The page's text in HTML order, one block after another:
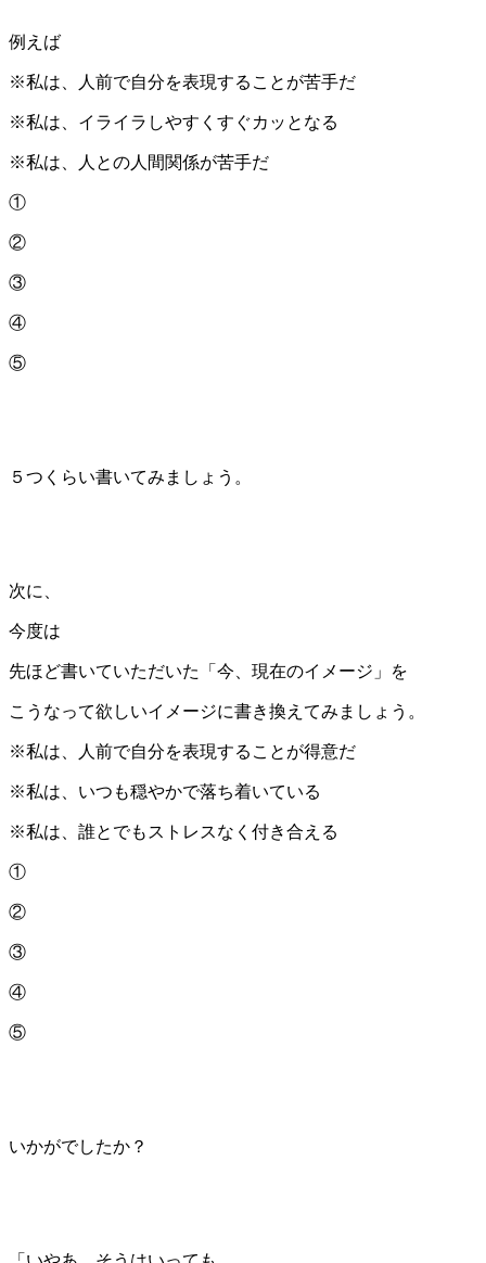
例えば
※私は、人前で自分を表現することが苦手だ
※私は、イライラしやすくすぐカッとなる
※私は、人との人間関係が苦手だ
①
②
③
④
⑤
５つくらい書いてみましょう。
次に、
今度は
先ほど書いていただいた「今、現在のイメージ」を
こうなって欲しいイメージに書き換えてみましょう。
※私は、人前で自分を表現することが得意だ
※私は、いつも穏やかで落ち着いている
※私は、誰とでもストレスなく付き合える
①
②
③
④
⑤
いかがでしたか？